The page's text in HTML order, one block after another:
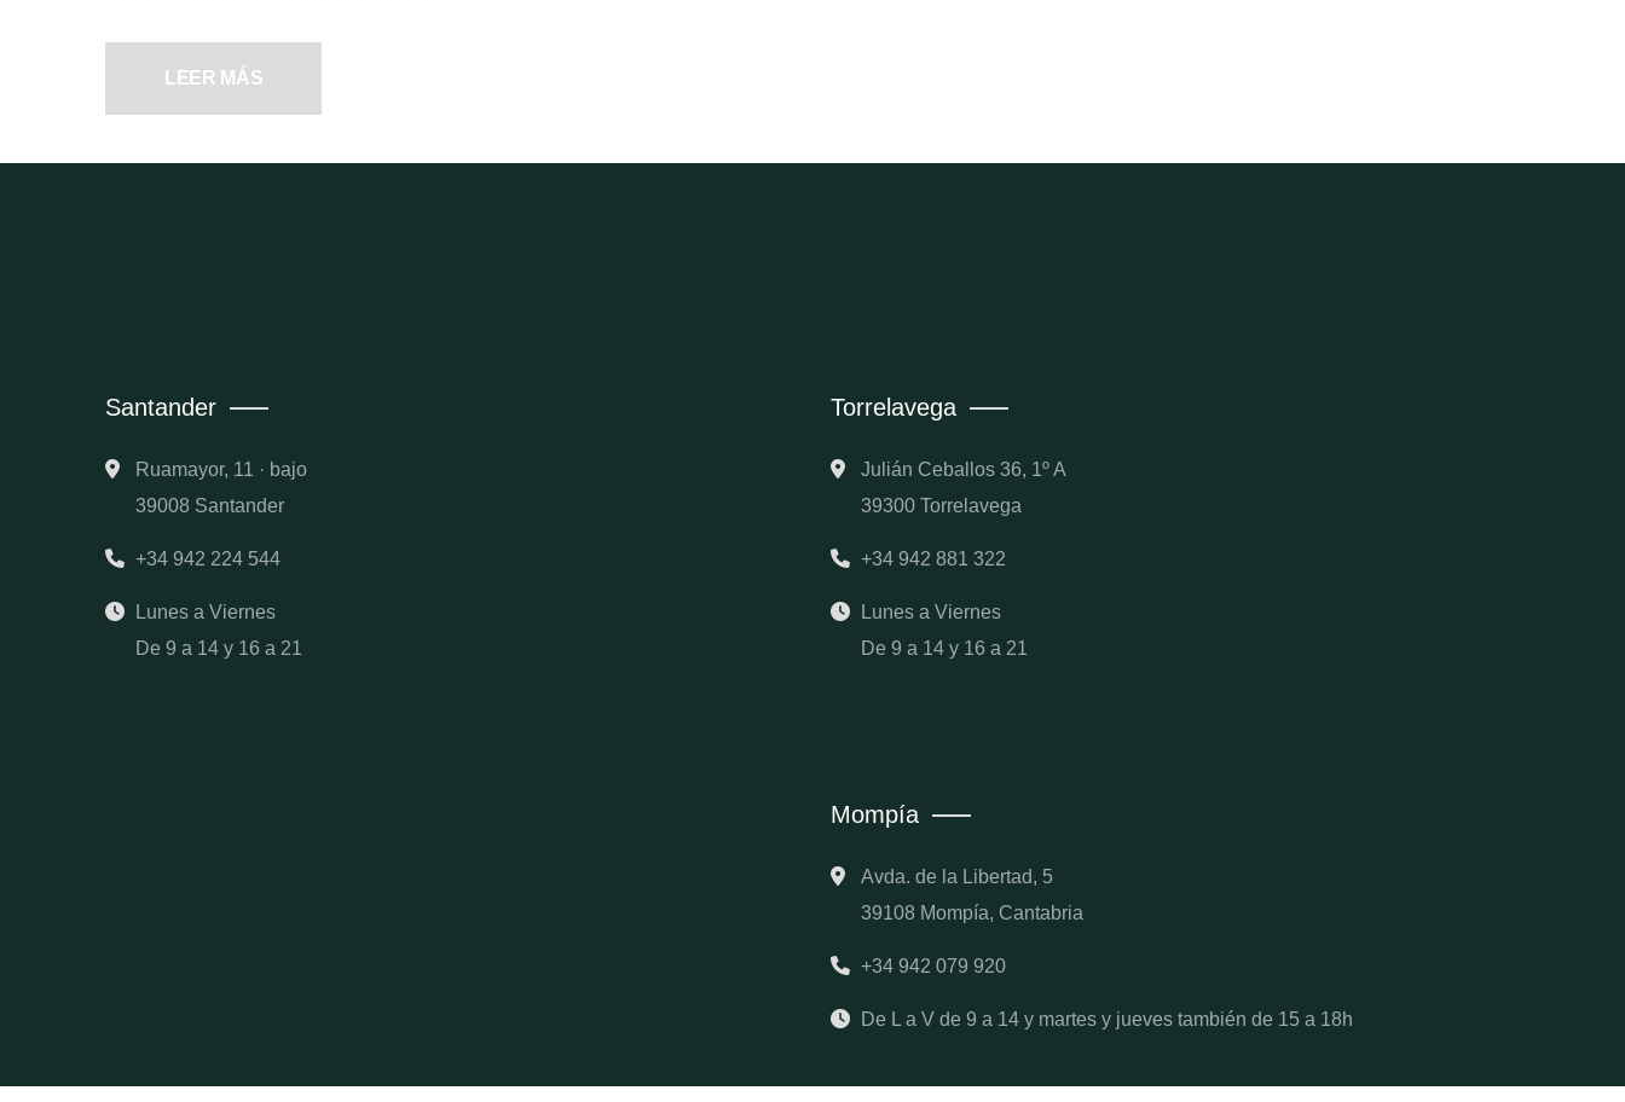
LEER MÁS
Santander
Ruamayor, 11 · bajo
39008 Santander
+34 942 224 544
Lunes a Viernes
De 9 a 14 y 16 a 21
Torrelavega
Julián Ceballos 36, 1º A
39300 Torrelavega
+34 942 881 322
Lunes a Viernes
De 9 a 14 y 16 a 21
Mompía
Avda. de la Libertad, 5
39108 Mompía, Cantabria
+34 942 079 920
De L a V de 9 a 14 y martes y jueves también de 15 a 18h